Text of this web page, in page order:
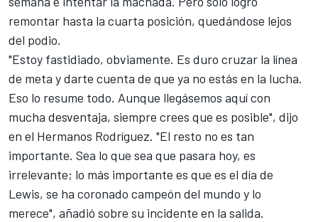
remontar hasta la cuarta posición, quedándose lejos
del podio.
"Estoy fastidiado, obviamente. Es duro cruzar la línea
de meta y darte cuenta de que ya no estás en la lucha.
Eso lo resume todo. Aunque llegásemos aquí con
mucha desventaja, siempre crees que es posible", dijo
en el Hermanos Rodríguez. "El resto no es tan
importante. Sea lo que sea que pasara hoy, es
irrelevante; lo más importante es que es el día de
Lewis, se ha coronado campeón del mundo y lo
merece", añadió sobre su incidente en la salida.